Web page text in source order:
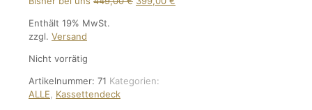
Enthält 19% MwSt.
zzgl. Versand
Nicht vorrätig
Artikelnummer: 71 Kategorien:
ALLE
Kassettendeck